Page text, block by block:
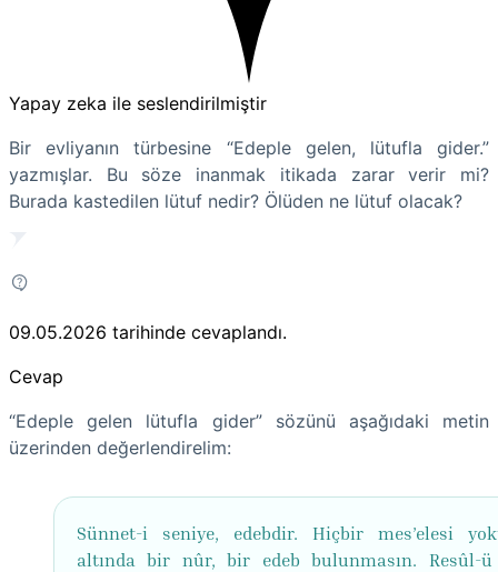
Yapay zeka ile seslendirilmiştir
Bir evliyanın türbesine “Edeple gelen, lütufla gider.”
yazmışlar. Bu söze inanmak itikada zarar verir mi?
Burada kastedilen lütuf nedir? Ölüden ne lütuf olacak?
09.05.2026 tarihinde cevaplandı.
Cevap
“Edeple gelen lütufla gider” sözünü aşağıdaki metin
üzerinden değerlendirelim:
Sünnet-i seniye, edebdir. Hiçbir mes’elesi
altında bir nûr, bir edeb bulunmasın. Resûl-ü